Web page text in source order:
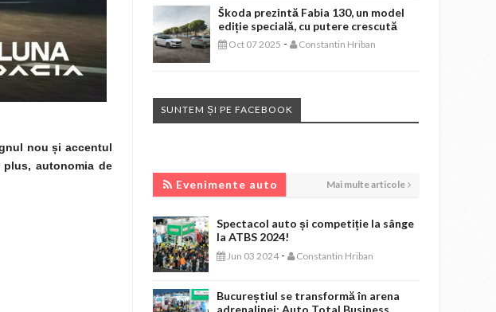
nou și accentul
autonomia de
Škoda prezintă Fabia 130, un model
ediție specială, cu putere crescută
Oct 07 2025 - Constantin Hriban
SUNTEM ȘI PE FACEBOOK
Evenimente auto Mai multe articole
Spectacol auto și competiție la sânge
la ATBS 2024!
Jun 03 2024 - Constantin Hriban
Bucureștiul se transformă în arena
adrenalinei: Auto Total Business